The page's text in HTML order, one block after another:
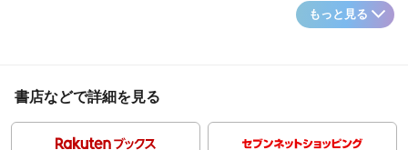
もっと見る
書店などで詳細を見る